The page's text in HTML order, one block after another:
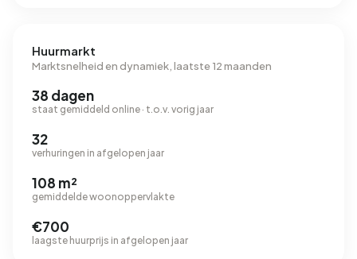
Huurmarkt
Marktsnelheid en dynamiek, laatste 12 maanden
38 dagen
staat gemiddeld online · t.o.v. vorig jaar
32
verhuringen in afgelopen jaar
108 m²
gemiddelde woonoppervlakte
€700
laagste huurprijs in afgelopen jaar